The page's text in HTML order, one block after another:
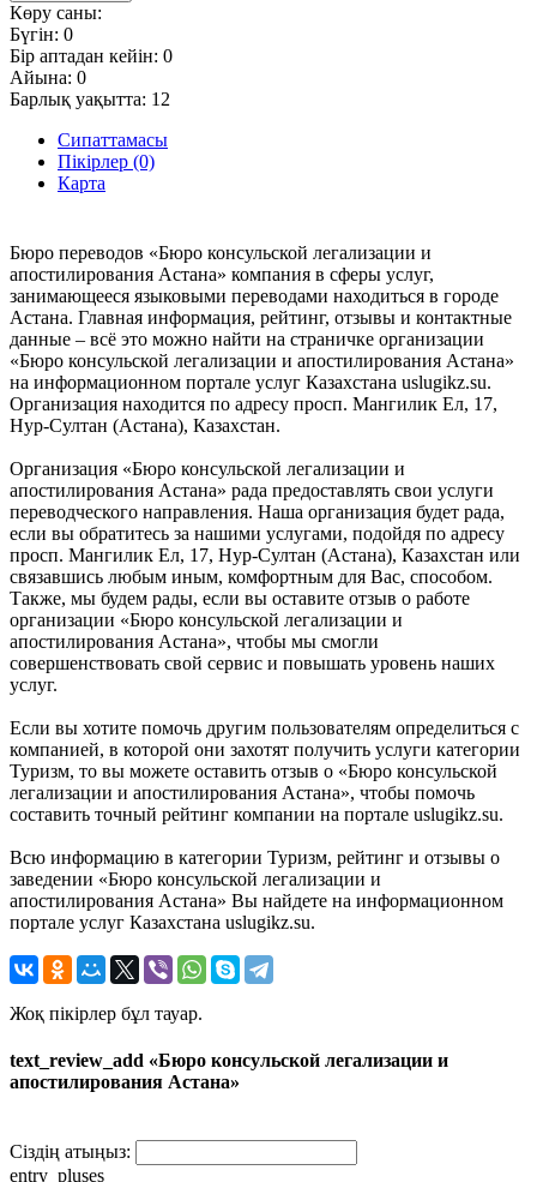
Көру саны:
Бүгін: 0
Бір аптадан кейін: 0
Айына: 0
Барлық уақытта: 12
Сипаттамасы
Пікірлер (0)
Карта
Бюро переводов «Бюро консульской легализации и
апостилирования Астана» компания в сферы услуг,
занимающееся языковыми переводами находиться в городе
Астана. Главная информация, рейтинг, отзывы и контактные
данные – всё это можно найти на страничке организации
«Бюро консульской легализации и апостилирования Астана»
на информационном портале услуг Казахстана uslugikz.su.
Организация находится по адресу просп. Мангилик Ел, 17,
Нур-Султан (Астана), Казахстан.
Организация «Бюро консульской легализации и
апостилирования Астана» рада предоставлять свои услуги
переводческого направления. Наша организация будет рада,
если вы обратитесь за нашими услугами, подойдя по адресу
просп. Мангилик Ел, 17, Нур-Султан (Астана), Казахстан или
связавшись любым иным, комфортным для Вас, способом.
Также, мы будем рады, если вы оставите отзыв о работе
организации «Бюро консульской легализации и
апостилирования Астана», чтобы мы смогли
совершенствовать свой сервис и повышать уровень наших
услуг.
Если вы хотите помочь другим пользователям определиться с
компанией, в которой они захотят получить услуги категории
Туризм, то вы можете оставить отзыв о «Бюро консульской
легализации и апостилирования Астана», чтобы помочь
составить точный рейтинг компании на портале uslugikz.su.
Всю информацию в категории Туризм, рейтинг и отзывы о
заведении «Бюро консульской легализации и
апостилирования Астана» Вы найдете на информационном
портале услуг Казахстана uslugikz.su.
Жоқ пікірлер бұл тауар.
text_review_add «Бюро консульской легализации и
апостилирования Астана»
Сіздің атыңыз:
entry_pluses